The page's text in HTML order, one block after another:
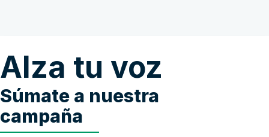
Alza tu voz
Súmate a nuestra
campaña